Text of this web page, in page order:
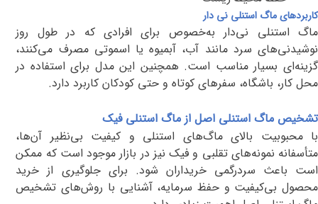
کاربردهای ماگ استنلی نی دار
ماگ استنلی نی‌دار به‌خصوص برای افرادی که در طول روز
نوشیدنی‌های سرد مانند آب، آبمیوه یا اسموتی مصرف می‌کنند،
گزینه‌ای بسیار مناسب است. همچنین این مدل برای استفاده در
محل کار، باشگاه، سفرهای کوتاه و حتی کودکان کاربرد دارد.
تشخیص ماگ استنلی اصل از ماگ استنلی فیک
با محبوبیت بالای ماگ‌های استنلی و کیفیت بی‌نظیر آن‌ها،
متأسفانه نمونه‌های تقلبی و فیک نیز در بازار موجود است که ممکن
است باعث سردرگمی خریداران شود. برای جلوگیری از خرید
محصول بی‌کیفیت و حفظ سرمایه، آشنایی با روش‌های تشخیص